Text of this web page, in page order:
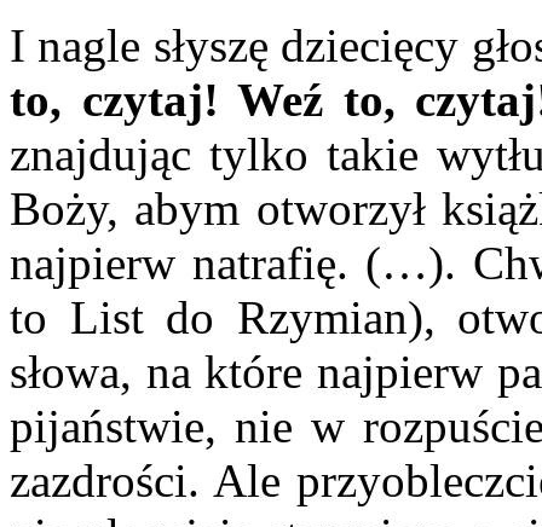
I nagle słyszę dziecięcy
to, czytaj! Weź to,
znajdując tylko takie
Boży, abym otworzył
najpierw natrafię. (…).
to List do Rzymian),
słowa, na które najpierw
pijaństwie, nie w
zazdrości. Ale